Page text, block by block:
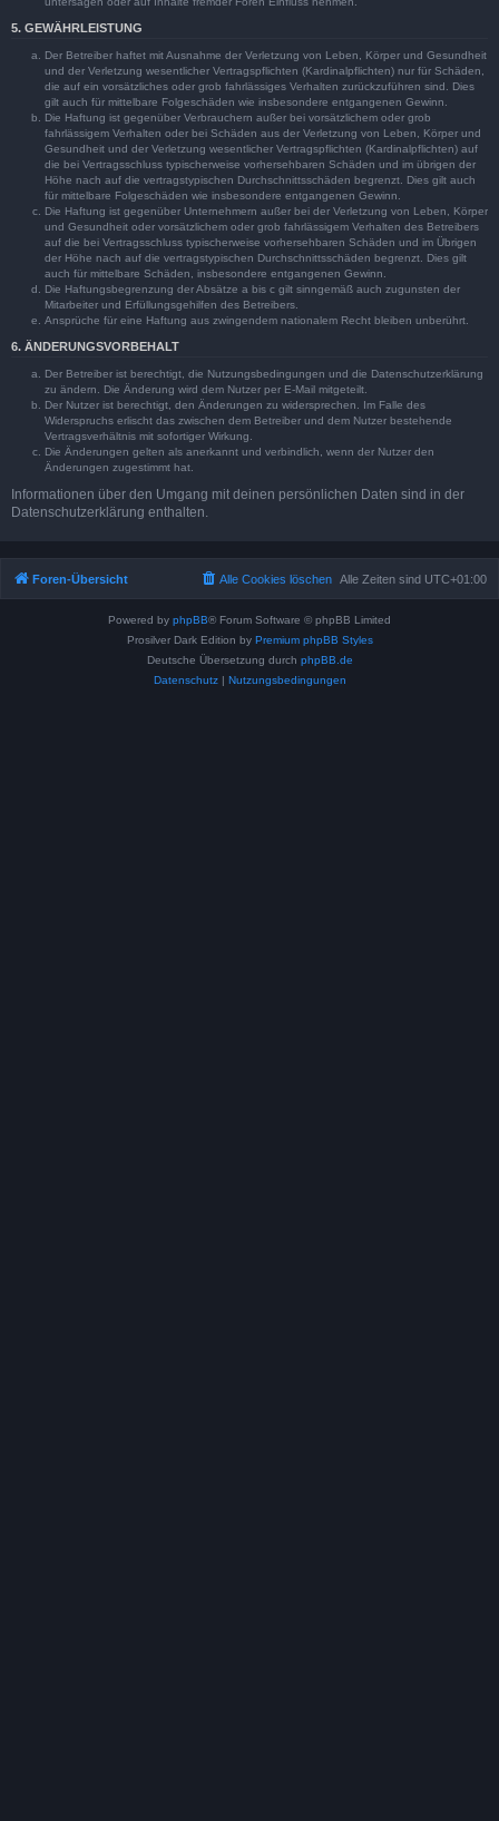
5. GEWÄHRLEISTUNG
Der Betreiber haftet mit Ausnahme der Verletzung von Leben, Körper und Gesundheit
und der Verletzung wesentlicher Vertragspflichten (Kardinalpflichten) nur für Schäden,
die auf ein vorsätzliches oder grob fahrlässiges Verhalten zurückzuführen sind. Dies
gilt auch für mittelbare Folgeschäden wie insbesondere entgangenen Gewinn.
Die Haftung ist gegenüber Verbrauchern außer bei vorsätzlichem oder grob
fahrlässigem Verhalten oder bei Schäden aus der Verletzung von Leben, Körper und
Gesundheit und der Verletzung wesentlicher Vertragspflichten (Kardinalpflichten) auf
die bei Vertragsschluss typischerweise vorhersehbaren Schäden und im übrigen der
Höhe nach auf die vertragstypischen Durchschnittsschäden begrenzt. Dies gilt auch
für mittelbare Folgeschäden wie insbesondere entgangenen Gewinn.
Die Haftung ist gegenüber Unternehmern außer bei der Verletzung von Leben, Körper
und Gesundheit oder vorsätzlichem oder grob fahrlässigem Verhalten des Betreibers
auf die bei Vertragsschluss typischerweise vorhersehbaren Schäden und im Übrigen
der Höhe nach auf die vertragstypischen Durchschnittsschäden begrenzt. Dies gilt
auch für mittelbare Schäden, insbesondere entgangenen Gewinn.
Die Haftungsbegrenzung der Absätze a bis c gilt sinngemäß auch zugunsten der
Mitarbeiter und Erfüllungsgehilfen des Betreibers.
Ansprüche für eine Haftung aus zwingendem nationalem Recht bleiben unberührt.
6. ÄNDERUNGSVORBEHALT
Der Betreiber ist berechtigt, die Nutzungsbedingungen und die Datenschutzerklärung
zu ändern. Die Änderung wird dem Nutzer per E-Mail mitgeteilt.
Der Nutzer ist berechtigt, den Änderungen zu widersprechen. Im Falle des
Widerspruchs erlischt das zwischen dem Betreiber und dem Nutzer bestehende
Vertragsverhältnis mit sofortiger Wirkung.
Die Änderungen gelten als anerkannt und verbindlich, wenn der Nutzer den
Änderungen zugestimmt hat.
Informationen über den Umgang mit deinen persönlichen Daten sind in der
Datenschutzerklärung enthalten.
Foren-Übersicht Alle Zeiten sind UTC+01:00
Alle Cookies löschen
Powered by phpBB® Forum Software © phpBB Limited
Prosilver Dark Edition by Premium phpBB Styles
Deutsche Übersetzung durch phpBB.de
Datenschutz| Nutzungsbedingungen